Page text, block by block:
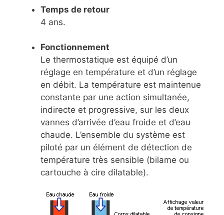
Temps de retour
4 ans.
Fonctionnement
Le thermostatique est équipé d’un
réglage en température et d’un réglage
en débit. La température est maintenue
constante par une action simultanée,
indirecte et progressive, sur les deux
vannes d’arrivée d’eau froide et d’eau
chaude. L’ensemble du système est
piloté par un élément de détection de
température très sensible (bilame ou
cartouche à cire dilatable).